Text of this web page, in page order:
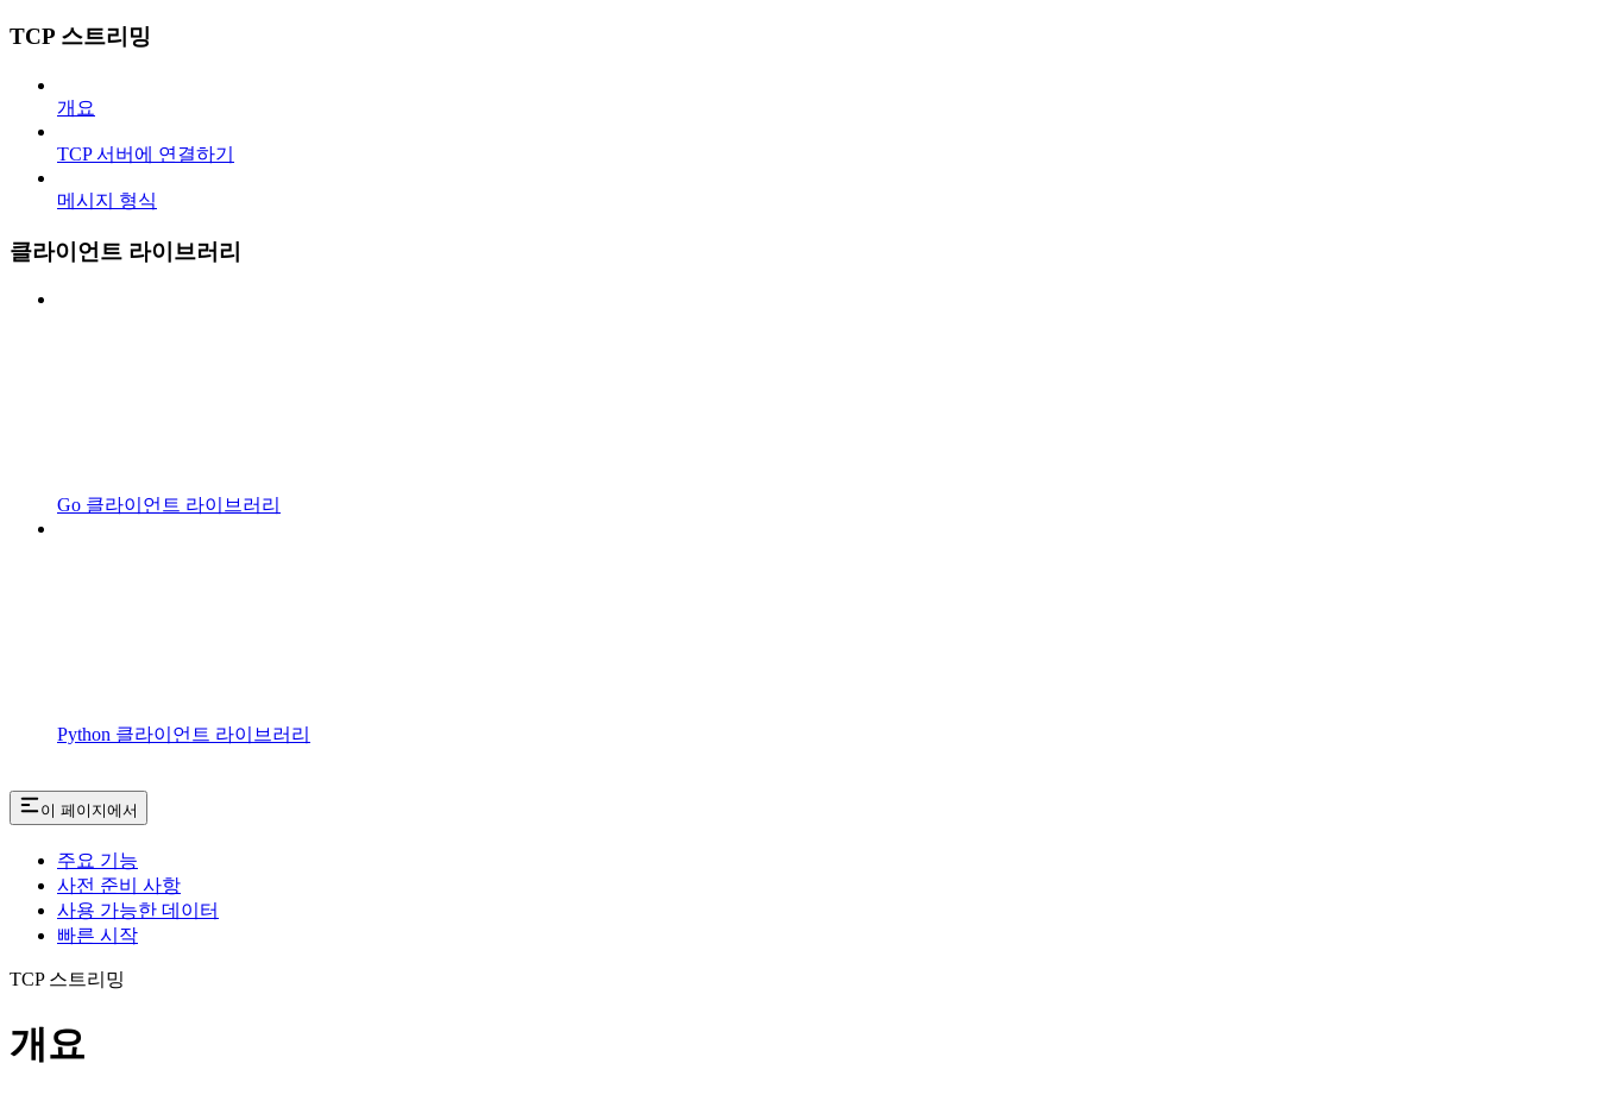
TCP 스트리밍
개요
TCP 서버에 연결하기
메시지 형식
클라이언트 라이브러리
Go 클라이언트 라이브러리
Python 클라이언트 라이브러리
이 페이지에서
주요 기능
사전 준비 사항
사용 가능한 데이터
빠른 시작
TCP 스트리밍
개요